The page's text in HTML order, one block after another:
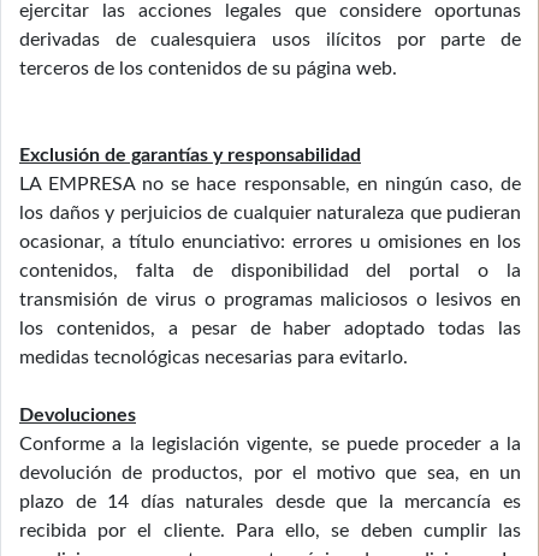
ejercitar las acciones legales que considere oportunas
derivadas de cualesquiera usos ilícitos por parte de
terceros de los contenidos de su página web.
Exclusión de garantías y responsabilidad
LA EMPRESA no se hace responsable, en ningún caso, de
los daños y perjuicios de cualquier naturaleza que pudieran
ocasionar, a título enunciativo: errores u omisiones en los
contenidos, falta de disponibilidad del portal o la
transmisión de virus o programas maliciosos o lesivos en
los contenidos, a pesar de haber adoptado todas las
medidas tecnológicas necesarias para evitarlo.
Devoluciones
Conforme a la legislación vigente, se puede proceder a la
devolución de productos, por el motivo que sea, en un
plazo de 14 días naturales desde que la mercancía es
recibida por el cliente. Para ello, se deben cumplir las